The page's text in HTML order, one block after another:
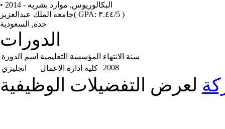
• 2014 - البكالوريوس, موارد بشريه
جامعه الملك عبدالعزيز
( GPA: ٣.٤٤/5 )
جدة, السعودية
الدورات
اسم الدورة المؤسسة التعليمية سنة الانتهاء
انجليزي
كلية ادارة الاعمال 2008
لعرض التفضيلات الوظيفية